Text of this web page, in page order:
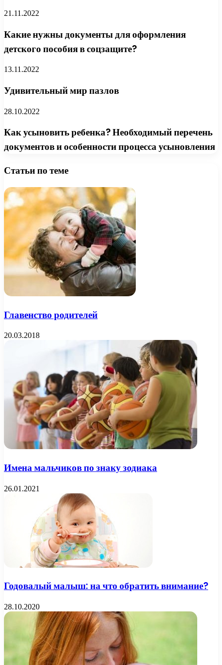
21.11.2022
Какие нужны документы для оформления
детского пособия в соцзащите?
13.11.2022
Удивительный мир пазлов
28.10.2022
Как усыновить ребенка? Необходимый перечень
документов и особенности процесса усыновления
Статьи по теме
Главенство родителей
20.03.2018
Имена мальчиков по знаку зодиака
26.01.2021
Годовалый малыш: на что обратить внимание?
28.10.2020